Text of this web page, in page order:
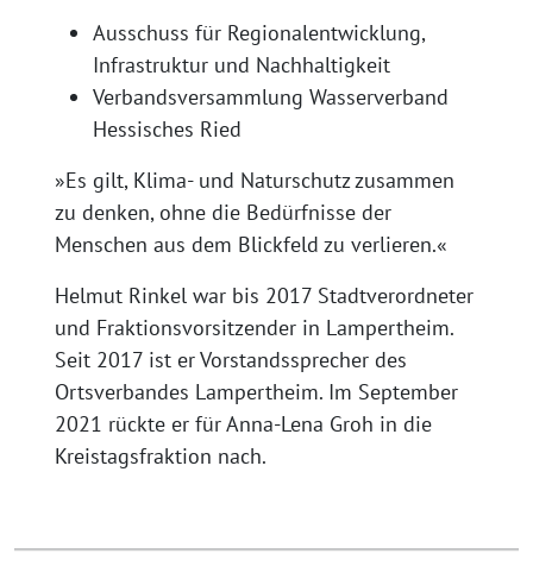
Ausschuss für Regionalentwicklung,
Infrastruktur und Nachhaltigkeit
Verbandsversammlung Wasserverband
Hessisches Ried
»Es gilt, Klima- und Naturschutz zusammen
zu denken, ohne die Bedürfnisse der
Menschen aus dem Blickfeld zu verlieren.«
Helmut Rinkel war bis 2017 Stadtverordneter
und Fraktionsvorsitzender in Lampertheim.
Seit 2017 ist er Vorstandssprecher des
Ortsverbandes Lampertheim. Im September
2021 rückte er für Anna-Lena Groh in die
Kreistagsfraktion nach.